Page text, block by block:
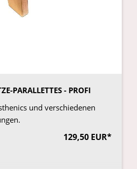
PARALLETTES - PROFI
und verschiedenen
129,50 EUR*